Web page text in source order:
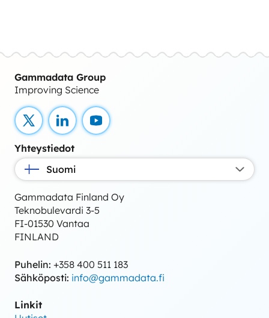
Gammadata Group
Improving Science
X LinkedInYouTube
Yhteystiedot
Suomi
Gammadata Finland Oy
Teknobulevardi 3-5
FI-01530 Vantaa
FINLAND
Puhelin: +358 400 511 183
Sähköposti: info@gammadata.fi
Linkit